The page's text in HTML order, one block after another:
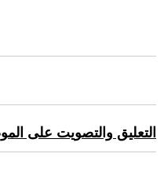
التعليق والتصويت على